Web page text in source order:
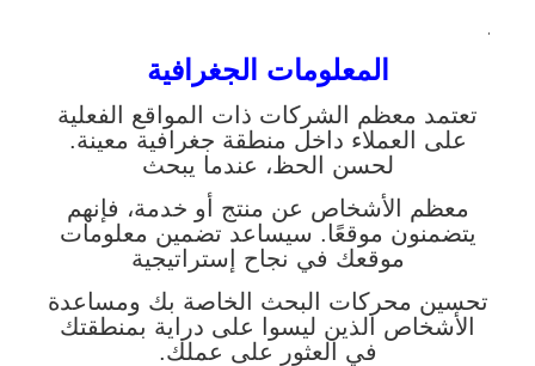
.
المعلومات الجغرافية
تعتمد معظم الشركات ذات المواقع الفعلية
على العملاء داخل منطقة جغرافية معينة.
لحسن الحظ، عندما يبحث
معظم الأشخاص عن منتج أو خدمة، فإنهم
يتضمنون موقعًا. سيساعد تضمين معلومات
موقعك في نجاح إستراتيجية
تحسين محركات البحث الخاصة بك ومساعدة
الأشخاص الذين ليسوا على دراية بمنطقتك
في العثور على عملك.